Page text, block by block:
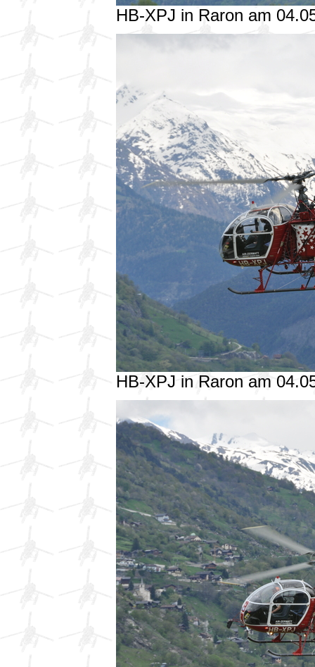
HB-XPJ in Raron am
HB-XPJ in Raron am